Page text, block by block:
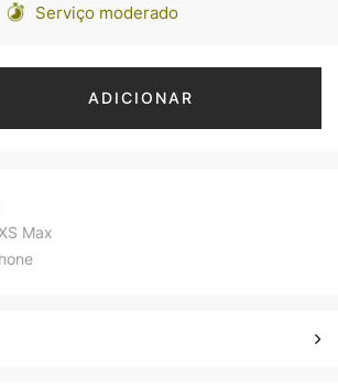
Serviço moderado
ADICIONAR
Max